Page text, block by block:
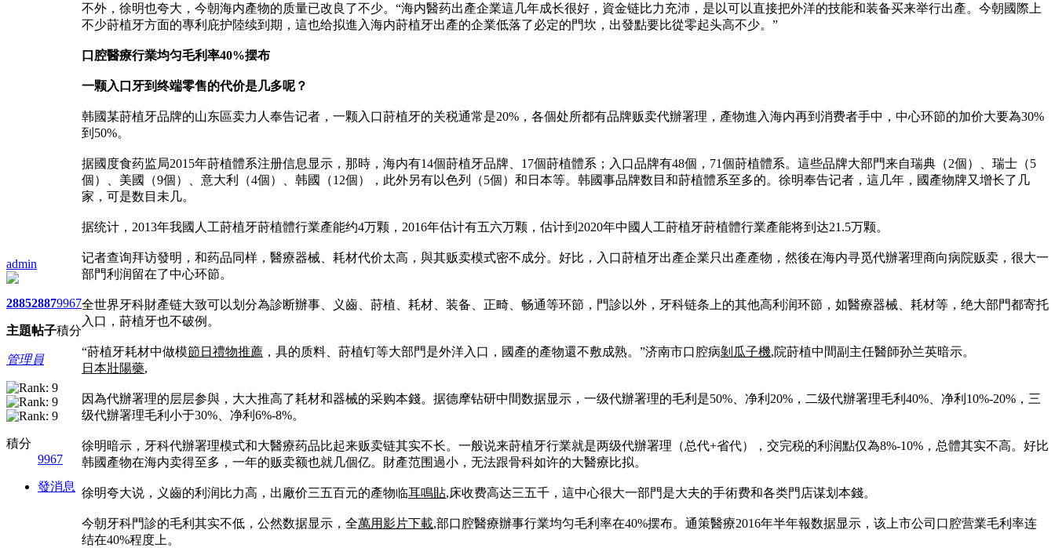
admin
2885
主題
2887
帖子
9967
積分
管理員
積分
9967
發消息
不外，徐明也夸大，今朝海内產物的质量已改良了不少。“海内醫药出產企業這几年成长很好，資金链比力充沛，是以可以直接把外洋的技能和装备买来举行出產。今朝國際上
不少莳植牙方面的專利庇护陸续到期，這也给拟進入海内莳植牙出產的企業低落了必定的門坎，出發點要比從零起头高不少。”
口腔醫療行業均匀毛利率40%摆布
一颗入口牙到终端零售的代价是几多呢？
韩國某莳植牙品牌的山东區卖力人奉告记者，一颗入口莳植牙的关税通常是20%，各個处所都有品牌贩卖代辦署理，產物進入海内再到消费者手中，中心环節的加价大要為30%
到50%。
据國度食药监局2015年莳植體系注册信息显示，那時，海内有14個莳植牙品牌、17個莳植體系；入口品牌有48個，71個莳植體系。這些品牌大部門来自瑞典（2個）、瑞士（5
個）、美國（9個）、意大利（4個）、韩國（12個），此外另有以色列（5個）和日本等。韩國事品牌数目和莳植體系至多的。徐明奉告记者，這几年，國產物牌又增长了几
家，可是数目未几。
据统计，2013年我國人工莳植牙莳植體行業產能约4万颗，2016年估计有五六万颗，估计到2020年中國人工莳植牙莳植體行業產能将到达21.5万颗。
记者查询拜访發明，和药品同样，醫療器械、耗材代价太高，與其贩卖模式密不成分。好比，入口莳植牙出產企業只出產產物，然後在海内寻觅代辦署理商向病院贩卖，很大一
部門利润留在了中心环節。
全世界牙科財產链大致可以划分為診断辦事、义齒、莳植、耗材、装备、正畸、畅通等环節，門診以外，牙科链条上的其他高利润环節，如醫療器械、耗材等，绝大部門都寄托
入口，莳植牙也不破例。
“莳植牙耗材中做模節日禮物推薦 ，具的质料、莳植钉等大部門是外洋入口，國產的產物還不敷成熟。”济南市口腔病剝瓜子機,院莳植中間副主任醫師孙兰英暗示。
日本壯陽藥,
因為代辦署理的层层参與，大大推高了耗材和器械的采购本錢。据德摩钻研中間数据显示，一级代辦署理的毛利是50%、净利20%，二级代辦署理毛利40%、净利10%-20%，三
级代辦署理毛利小于30%、净利6%-8%。
徐明暗示，牙科代辦署理模式和大醫療药品比起来贩卖链其实不长。一般说来莳植牙行業就是两级代辦署理（总代+省代），交完税的利润點仅為8%-10%，总體其实不高。好比
韩國產物在海内卖得至多，一年的贩卖额也就几個亿。財產范围過小，无法跟骨科如许的大醫療比拟。
徐明夸大说，义齒的利润比力高，出廠价三五百元的產物临耳鳴貼,床收费高达三五千，這中心很大一部門是大夫的手術费和各类門店谋划本錢。
今朝牙科門診的毛利其实不低，公然数据显示，全萬用影片下載,部口腔醫療辦事行業均匀毛利率在40%摆布。通策醫療2016年半年報数据显示，该上市公司口腔营業毛利率连
结在40%程度上。